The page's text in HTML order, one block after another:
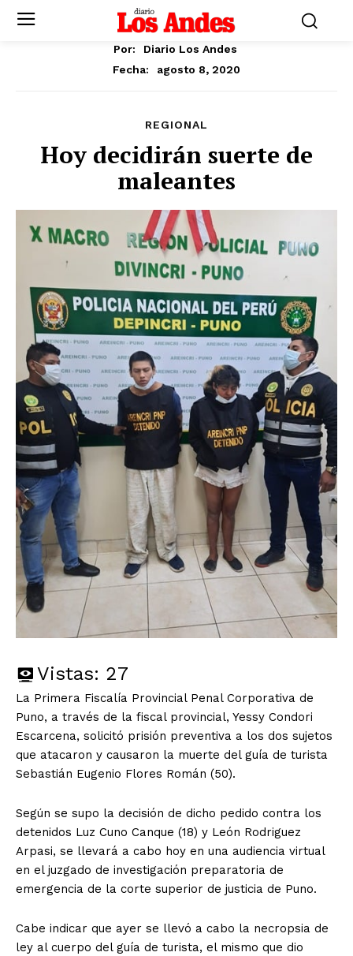
Por:
Diario Los Andes
Fecha:
agosto 8, 2020
REGIONAL
Hoy decidirán suerte de
maleantes
Vistas: 27
La Primera Fiscalía Provincial Penal Corporativa de
Puno, a través de la fiscal provincial, Yessy Condori
Escarcena, solicitó prisión preventiva a los dos sujetos
que atacaron y causaron la muerte del guía de turista
Sebastián Eugenio Flores Román (50).
Según se supo la decisión de dicho pedido contra los
detenidos Luz Cuno Canque (18) y León Rodriguez
Arpasi, se llevará a cabo hoy en una audiencia virtual
en el juzgado de investigación preparatoria de
emergencia de la corte superior de justicia de Puno.
Cabe indicar que ayer se llevó a cabo la necropsia de
ley al cuerpo del guía de turista, el mismo que dio